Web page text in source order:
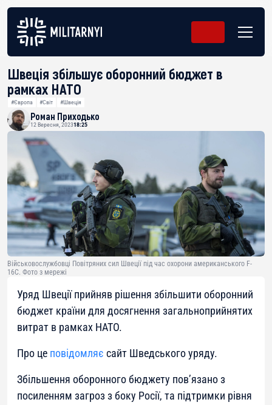
Швеція збільшує оборонний бюджет в
рамках НАТО
#Європа #Світ #Швеція
Роман Приходько
12 Вересня, 202318:25
Військовослужбовці Повітряних сил Швеції під час охорони американського F-
16C. Фото з мережі
Уряд Швеції прийняв рішення збільшити оборонний
бюджет країни для досягнення загальноприйнятих
витрат в рамках НАТО.
Про це повідомляє сайт Шведського уряду.
Збільшення оборонного бюджету пов’язано з
посиленням загроз з боку Росії, та підтримки рівня